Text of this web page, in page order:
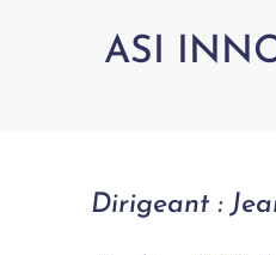
ASI
Dirigeant :